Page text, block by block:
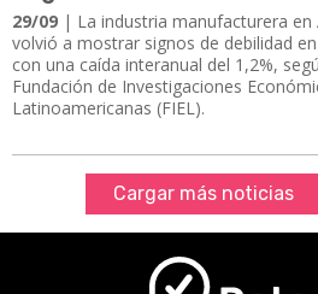
29/09 | La industria manufacturera en
volvió a mostrar signos de debilidad
con una caída interanual del 1,2%,
Fundación de Investigaciones
Latinoamericanas (FIEL).
Cargar más noticias